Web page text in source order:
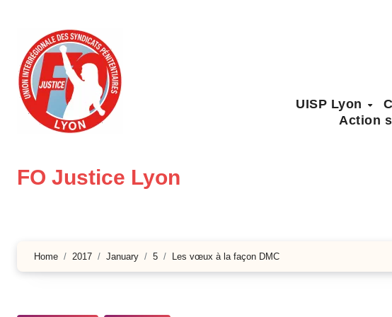
content
FO Justice Lyon
UISP Lyon
Action
Home 2017 January 5 Les vœux à la façon DMC